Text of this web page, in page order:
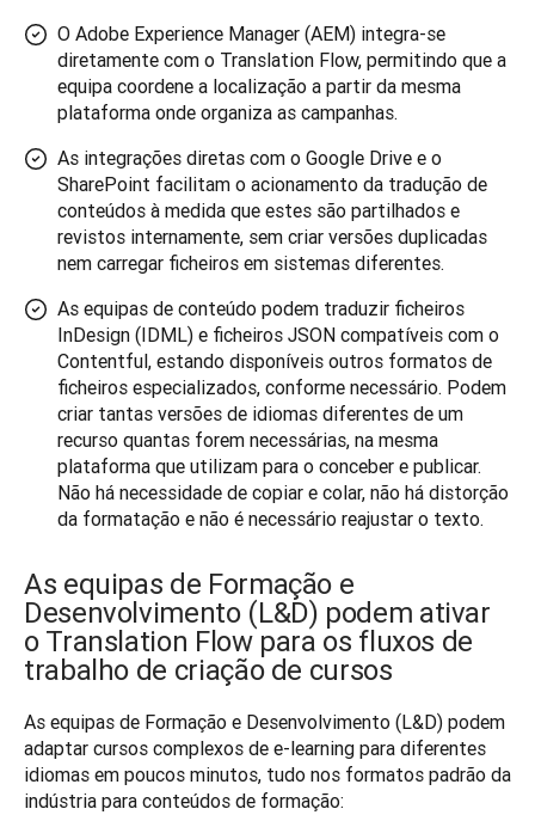
O Adobe Experience Manager (AEM) integra-se
diretamente com o Translation Flow, permitindo que a
equipa coordene a localização a partir da mesma
plataforma onde organiza as campanhas.
As integrações diretas com o Google Drive e o
SharePoint facilitam o acionamento da tradução de
conteúdos à medida que estes são partilhados e
revistos internamente, sem criar versões duplicadas
nem carregar ficheiros em sistemas diferentes.
As equipas de conteúdo podem traduzir ficheiros
InDesign (IDML) e ficheiros JSON compatíveis com o
Contentful, estando disponíveis outros formatos de
ficheiros especializados, conforme necessário. Podem
criar tantas versões de idiomas diferentes de um
recurso quantas forem necessárias, na mesma
plataforma que utilizam para o conceber e publicar.
Não há necessidade de copiar e colar, não há distorção
da formatação e não é necessário reajustar o texto.
As equipas de Formação e
Desenvolvimento (L&D) podem ativar
o Translation Flow para os fluxos de
trabalho de criação de cursos
As equipas de Formação e Desenvolvimento (L&D) podem
adaptar cursos complexos de e-learning para diferentes
idiomas em poucos minutos, tudo nos formatos padrão da
indústria para conteúdos de formação: